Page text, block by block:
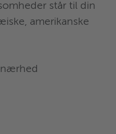
står til din
amerikanske